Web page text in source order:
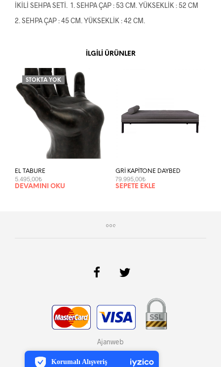
Korumalı Alışveriş
7/24 Canlı Destek
İKİLİ SEHPA SETİ. 1. SEHPA ÇAP : 53 CM. YÜKSEKLİK : 52 CM
2. SEHPA ÇAP : 45 CM. YÜKSEKLİK : 42 CM.
İLGILI ÜRÜNLER
STOKTA YOK
EL TABURE
5.495,00₺
DEVAMINI OKU
GRİ KAPİTONE DAYBED
79.995,00₺
SEPETE EKLE
Ajanweb